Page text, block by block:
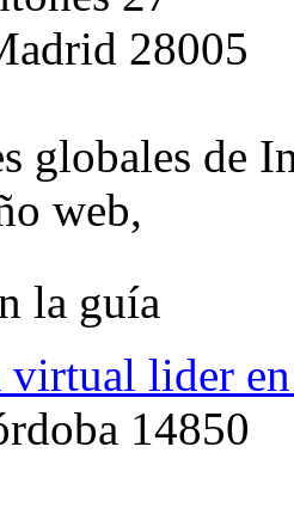
28005
globales de
web,
la guía
virtual lider
14850